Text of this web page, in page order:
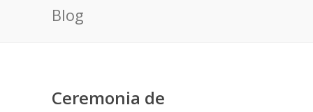
Blog
Ceremonia de